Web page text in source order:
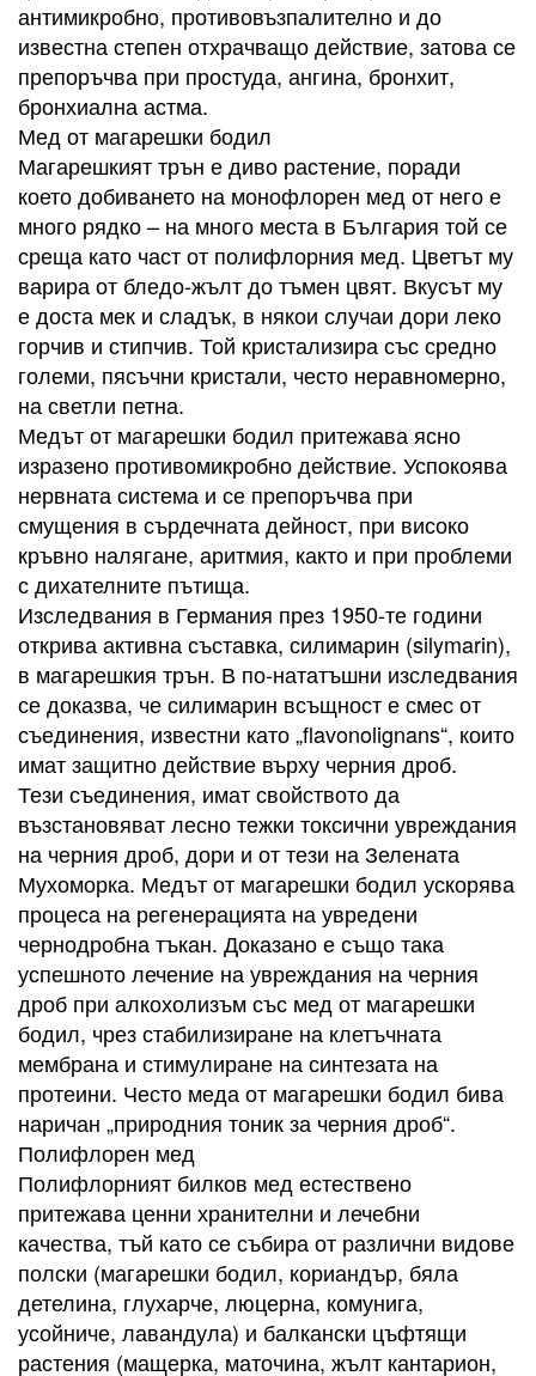
антимикробно, противовъзпалително и до
известна степен отхрачващо действие, затова се
препоръчва при простуда, ангина, бронхит,
бронхиална астма.
Мед от магарешки бодил
Магарешкият трън е диво растение, поради
което добиването на монофлорен мед от него е
много рядко – на много места в България той се
среща като част от полифлорния мед. Цветът му
варира от бледо-жълт до тъмен цвят. Вкусът му
е доста мек и сладък, в някои случаи дори леко
горчив и стипчив. Той кристализира със средно
големи, пясъчни кристали, често неравномерно,
на светли петна.
Медът от магарешки бодил притежава ясно
изразено противомикробно действие. Успокоява
нервната система и се препоръчва при
смущения в сърдечната дейност, при високо
кръвно налягане, аритмия, както и при проблеми
с дихателните пътища.
Изследвания в Германия през 1950-те години
открива активна съставка, силимарин (silymarin),
в магарешкия трън. В по-нататъшни изследвания
се доказва, че силимарин всъщност е смес от
съединения, известни като „flavonolignans“, които
имат защитно действие върху черния дроб.
Тези съединения, имат свойството да
възстановяват лесно тежки токсични увреждания
на черния дроб, дори и от тези на Зелената
Мухоморка. Медът от магарешки бодил ускорява
процеса на регенерацията на увредени
чернодробна тъкан. Доказано е също така
успешното лечение на увреждания на черния
дроб при алкохолизъм със мед от магарешки
бодил, чрез стабилизиране на клетъчната
мембрана и стимулиране на синтезата на
протеини. Често меда от магарешки бодил бива
наричан „природния тоник за черния дроб“.
Полифлорен мед
Полифлорният билков мед естествено
притежава ценни хранителни и лечебни
качества, тъй като се събира от различни видове
полски (магарешки бодил, кориандър, бяла
детелина, глухарче, люцерна, комунига,
усойниче, лавандула) и балкански цъфтящи
растения (мащерка, маточина, жълт кантарион,